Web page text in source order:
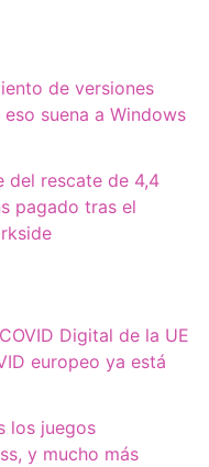
de versiones
suena a Windows
del rescate de 4,4
pagado tras el
Digital de la UE
europeo ya está
los juegos
y mucho más